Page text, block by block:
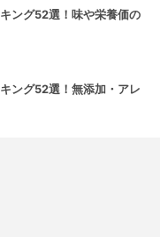
ング52選！味や栄養価の
ング52選！無添加・アレ